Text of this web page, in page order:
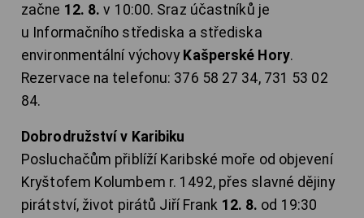
začne 12. 8. v 10:00. Sraz účastníků je
u Informačního střediska a střediska
environmentální výchovy Kašperské Hory.
Rezervace na telefonu: 376 58 27 34, 731 53 02
84.
Dobrodružství v Karibiku
Posluchačům přiblíží Karibské moře od objevení
Kryštofem Kolumbem r. 1492, přes slavné dějiny
pirátství, život pirátů Jiří Frank 12. 8. od 19:30